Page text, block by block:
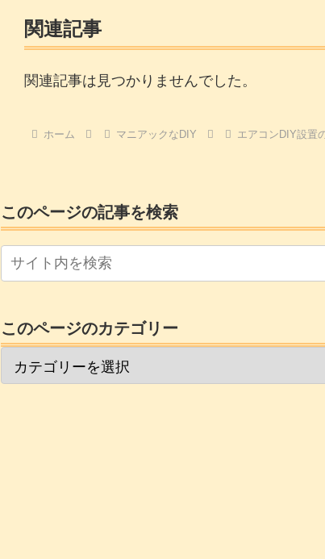
関連記事
関連記事は見つかりませんでした。
ホーム マニアックなDIY エアコンDIY設置
このページの記事を検索
このページのカテゴリー